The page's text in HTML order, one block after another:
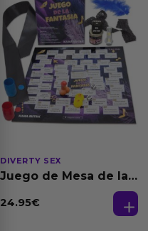
DIVERTY SEX
Juego de Mesa de las
24.95€